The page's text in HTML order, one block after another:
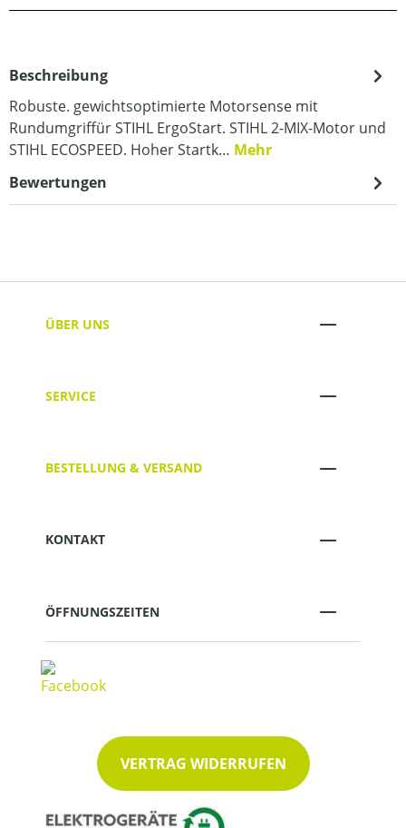
Beschreibung
Robuste. gewichtsoptimierte Motorsense mit
Rundumgriffür STIHL ErgoStart. STIHL 2-MIX-Motor und
STIHL ECOSPEED. Hoher Startk… Mehr
Bewertungen
ÜBER UNS
SERVICE
BESTELLUNG & VERSAND
KONTAKT
ÖFFNUNGSZEITEN
VERTRAG WIDERRUFEN